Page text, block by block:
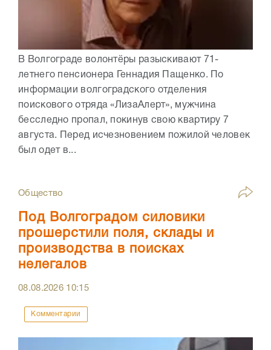
В Волгограде волонтёры разыскивают 71-
летнего пенсионера Геннадия Пащенко. По
информации волгоградского отделения
поискового отряда «ЛизаАлерт», мужчина
бесследно пропал, покинув свою квартиру 7
августа. Перед исчезновением пожилой человек
был одет в...
Общество
Под Волгоградом силовики
прошерстили поля, склады и
производства в поисках
нелегалов
08.08.2026 10:15
Комментарии